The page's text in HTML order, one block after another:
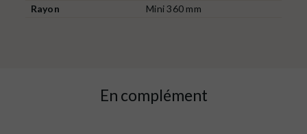
Rayon
Mini 360 mm
En complément